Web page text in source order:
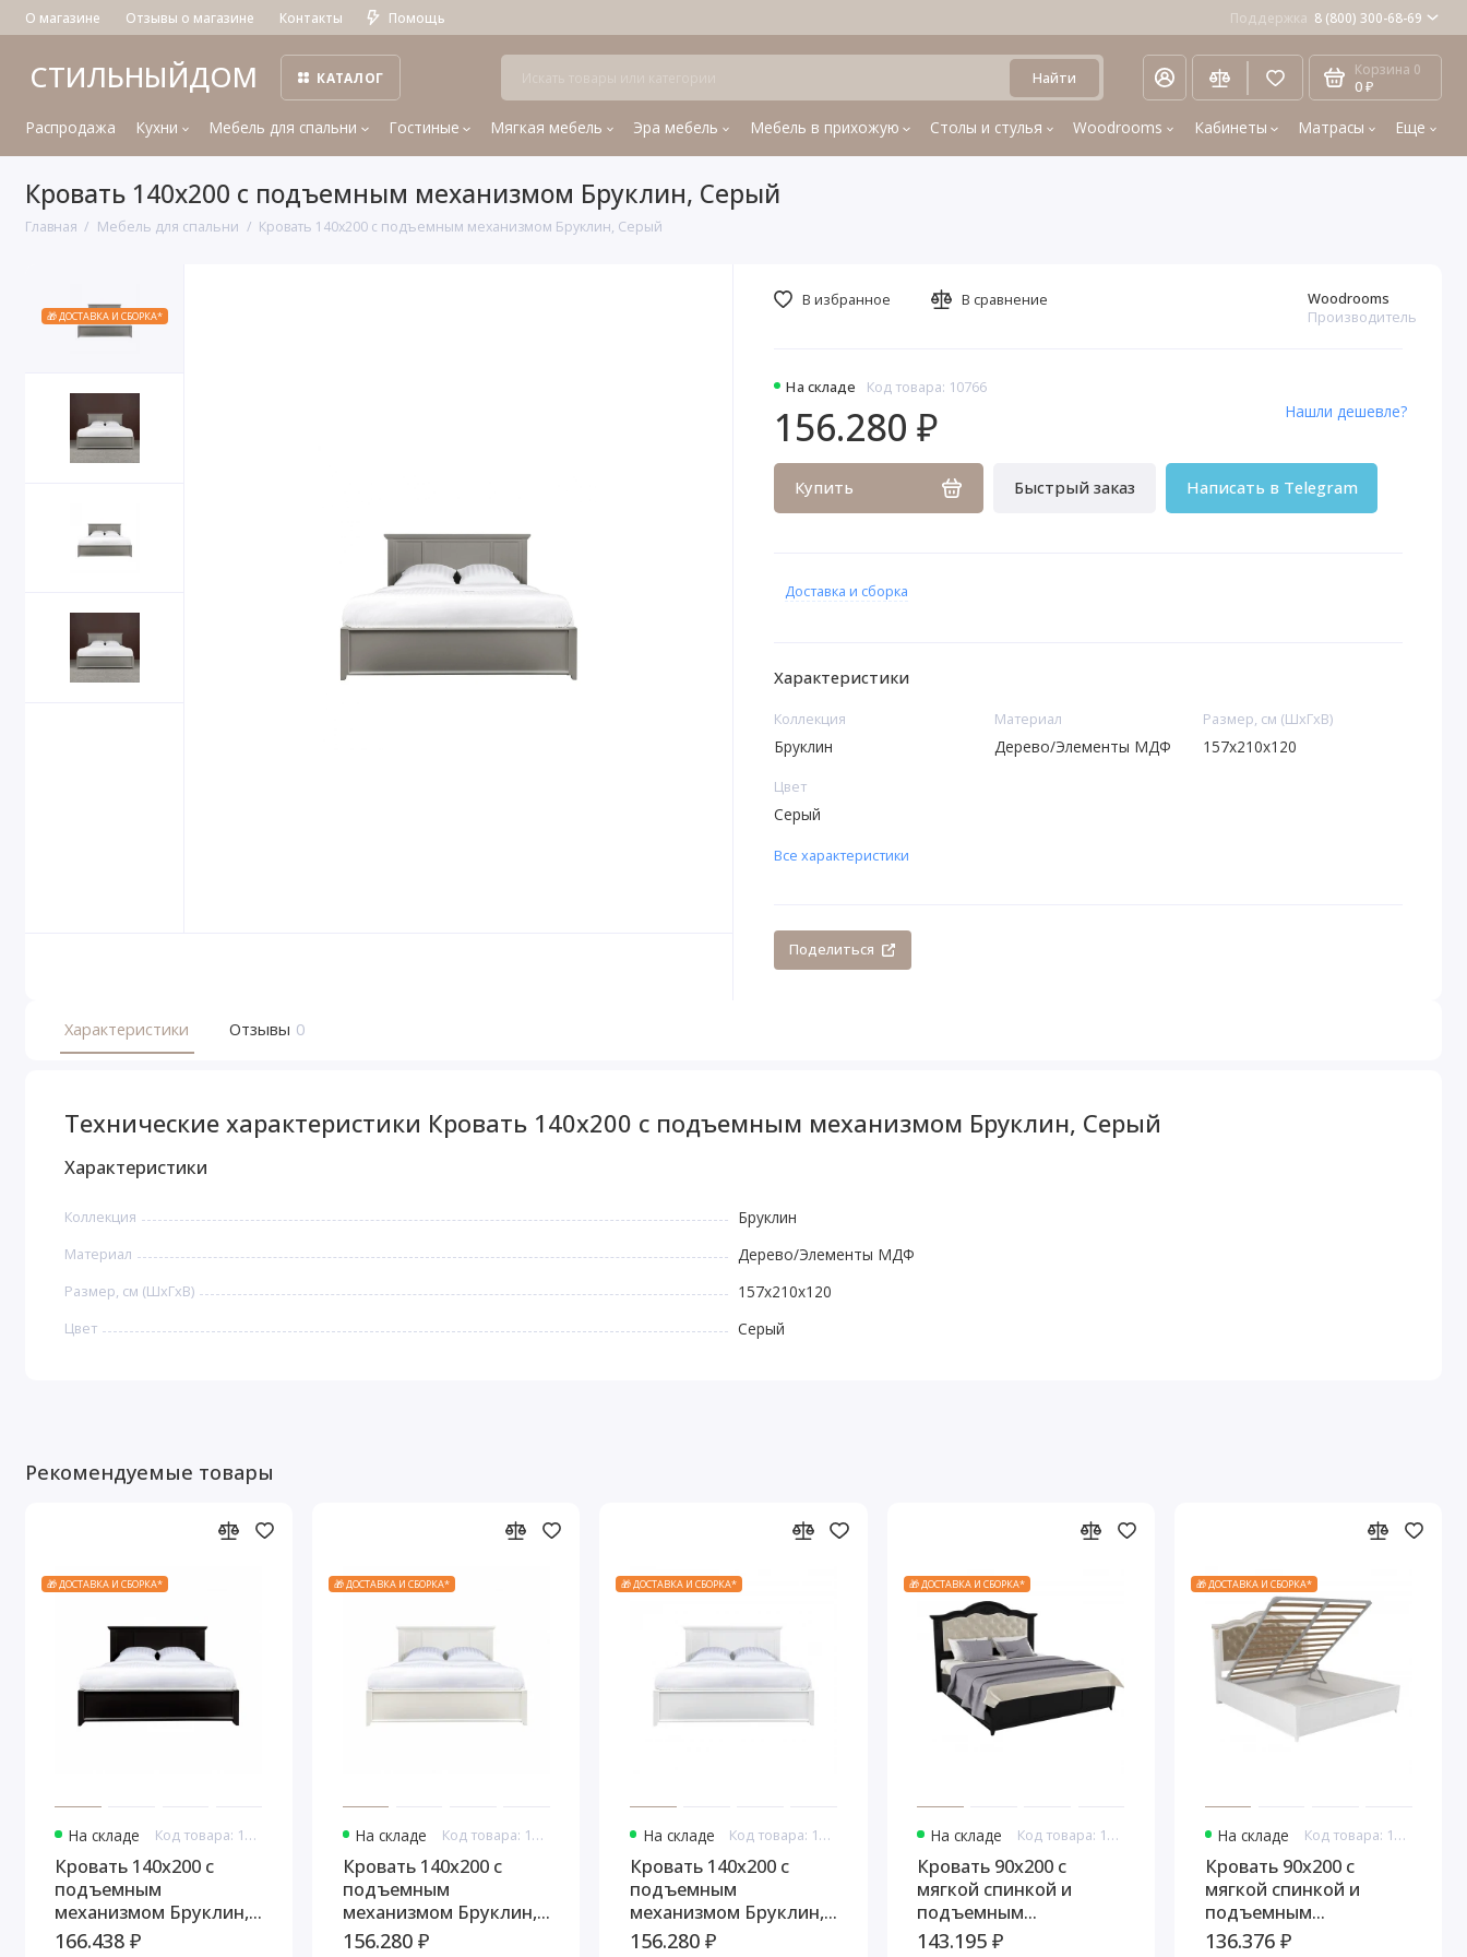
О магазине Отзывы о магазине Контакты Помощь Поддержка 8 (800) 300-68-69
СТИЛЬНЫЙДОМ КАТАЛОГ Найти Корзина 0
0 ₽
Распродажа Кухни Мебель для спальни Гостиные Мягкая мебель Эра мебель Мебель в прихожую Столы и стулья Woodrooms Кабинеты Матрасы Еще
Кровать 140x200 с подъемным механизмом Бруклин, Серый
Главная Мебель для спальни Кровать 140x200 с подъемным механизмом Бруклин, Серый
🎁 ДОСТАВКА И СБОРКА*
На складе Код товара: 10766
Woodrooms
Производитель
156.280 ₽
Купить Быстрый заказ Написать в Telegram
Нашли дешевле?
В избранное В сравнение
Доставка и сборка
Характеристики
Коллекция
Бруклин
Материал
Дерево/Элементы МДФ
Размер, см (ШхГхВ)
157х210х120
Цвет
Серый
Все характеристики
Поделиться
Характеристики Отзывы 0
Технические характеристики Кровать 140x200 с подъемным механизмом Бруклин, Серый
Характеристики
Коллекция Бруклин
Материал Дерево/Элементы МДФ
Размер, см (ШхГхВ) 157х210х120
Цвет Серый
Рекомендуемые товары
🎁 ДОСТАВКА И СБОРКА*
На складе Код товара: 10754
Кровать 140x200 с
подъемным
механизмом Бруклин,
Черный
166.438 ₽
🎁 ДОСТАВКА И СБОРКА*
На складе Код товара: 10778
Кровать 140x200 с
подъемным
механизмом Бруклин,
молочный
156.280 ₽
🎁 ДОСТАВКА И СБОРКА*
На складе Код товара: 10790
Кровать 140x200 с
подъемным
механизмом Бруклин,
Белый
156.280 ₽
🎁 ДОСТАВКА И СБОРКА*
На складе Код товара: 10955
Кровать 90x200 с
мягкой спинкой и
подъемным
механизмом Тиволи,
143.195 ₽
🎁 ДОСТАВКА И СБОРКА*
На складе Код товара: 10967
Кровать 90x200 с
мягкой спинкой и
подъемным
механизмом Тиволи,
136.376 ₽